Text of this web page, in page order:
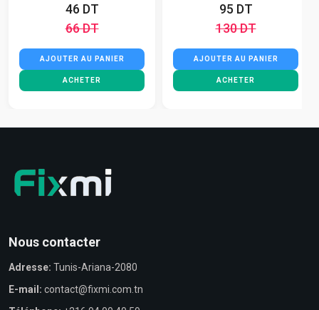
46 DT
66 DT
AJOUTER AU PANIER
ACHETER
95 DT
130 DT
AJOUTER AU PANIER
ACHETER
Nous contacter
Adresse: Tunis-Ariana-2080
E-mail: contact@fixmi.com.tn